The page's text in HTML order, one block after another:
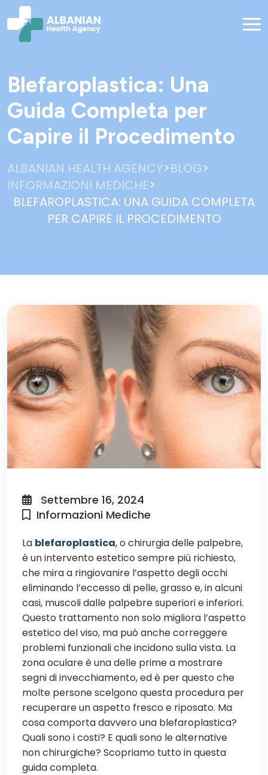
Blefaroplastica: Una
Guida Completa per
Capire il Procedimento
ALBANIAN HEALTH AGENCY>BLOG>
INFORMAZIONI MEDICHE>
BLEFAROPLASTICA: UNA GUIDA COMPLETA
PER CAPIRE IL PROCEDIMENTO
Settembre 16, 2024
Informazioni Mediche
La blefaroplastica, o chirurgia delle palpebre,
è un intervento estetico sempre più richiesto,
che mira a ringiovanire l’aspetto degli occhi
eliminando l’eccesso di pelle, grasso e, in alcuni
casi, muscoli dalle palpebre superiori e inferiori.
Questo trattamento non solo migliora l’aspetto
estetico del viso, ma può anche correggere
problemi funzionali che incidono sulla vista. La
zona oculare è una delle prime a mostrare
segni di invecchiamento, ed è per questo che
molte persone scelgono questa procedura per
recuperare un aspetto fresco e riposato. Ma
cosa comporta davvero una blefaroplastica?
Quali sono i costi? E quali sono le alternative
non chirurgiche? Scopriamo tutto in questa
guida completa.